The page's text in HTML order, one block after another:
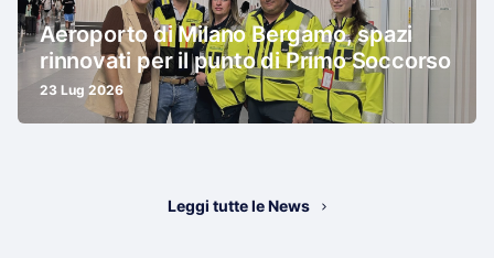
Aeroporto di Milano Bergamo, spazi
rinnovati per il punto di Primo Soccorso
23 Lug 2026
Leggi tutte le News